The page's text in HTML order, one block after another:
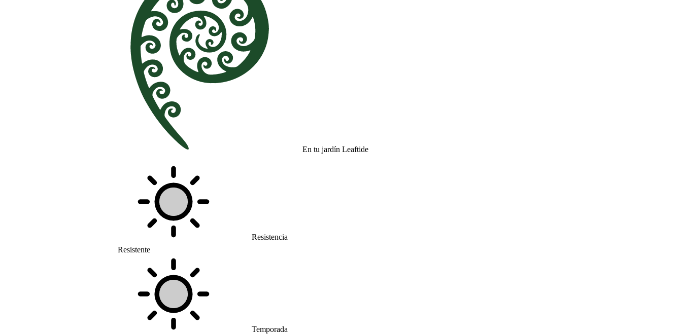
En tu jardín Leaftide
Resistencia
Resistente
Temporada